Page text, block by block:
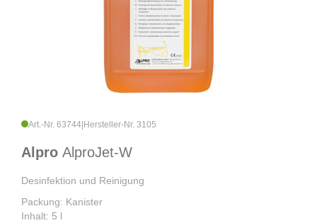
Art.-Nr. 63744 Hersteller-Nr. 3105
Alpro AlproJet-W
Desinfektion und Reinigung
Packung: Kanister
Inhalt: 5 l